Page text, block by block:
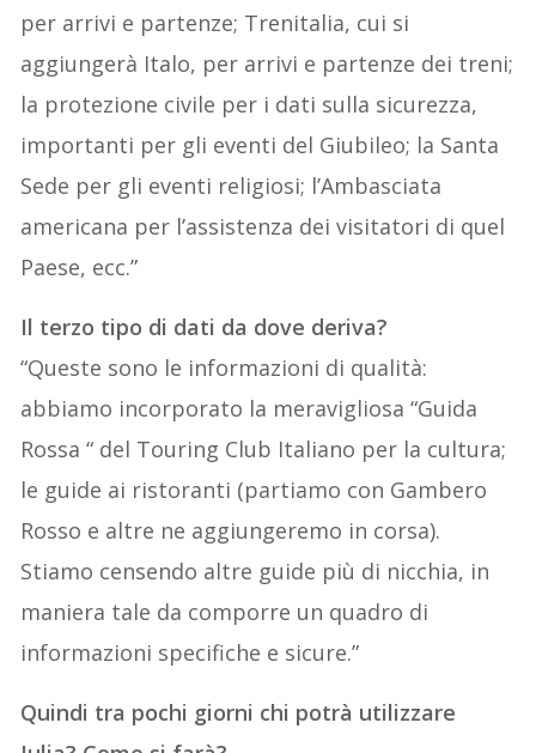
per arrivi e partenze; Trenitalia, cui si
aggiungerà Italo, per arrivi e partenze dei treni;
la protezione civile per i dati sulla sicurezza,
importanti per gli eventi del Giubileo; la Santa
Sede per gli eventi religiosi; l’Ambasciata
americana per l’assistenza dei visitatori di quel
Paese, ecc.”
Il terzo tipo di dati da dove deriva?
“Queste sono le informazioni di qualità:
abbiamo incorporato la meravigliosa “Guida
Rossa “ del Touring Club Italiano per la cultura;
le guide ai ristoranti (partiamo con Gambero
Rosso e altre ne aggiungeremo in corsa).
Stiamo censendo altre guide più di nicchia, in
maniera tale da comporre un quadro di
informazioni specifiche e sicure.”
Quindi tra pochi giorni chi potrà utilizzare